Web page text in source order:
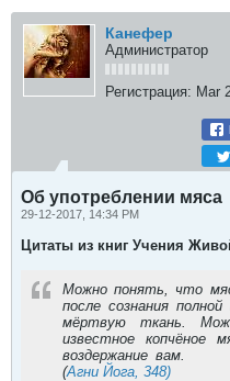
Канефер
Администратор
Регистрация: Mar
Об употреблении мяса
29-12-2017, 14:34 PM
Цитаты из книг Учения
Можно понять, что
после сознания
мёртвую ткань.
известное
воздержание вам.
(Агни Йога, 348)